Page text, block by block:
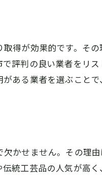
絵画買取に必要な準備
手続きやアフターサポ
めた絵画買取の魅力とは
の絵画買取ポイントを
査定できる絵画買取の
得が効果的です。そ
評判の良い業者をリ
ある業者を選ぶこと
かせません。その理
統工芸品の人気が高